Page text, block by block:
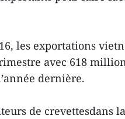
les exportations
avec 618
dernière.
de crevettesdans